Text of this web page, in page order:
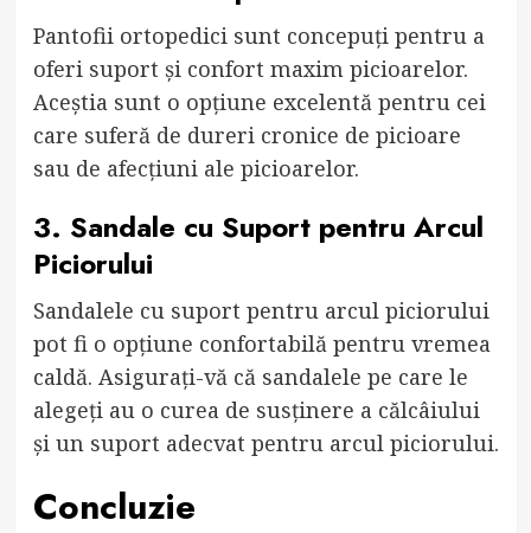
Pantofii ortopedici sunt concepuți pentru a
oferi suport și confort maxim picioarelor.
Aceștia sunt o opțiune excelentă pentru cei
care suferă de dureri cronice de picioare
sau de afecțiuni ale picioarelor.
3. Sandale cu Suport pentru Arcul
Piciorului
Sandalele cu suport pentru arcul piciorului
pot fi o opțiune confortabilă pentru vremea
caldă. Asigurați-vă că sandalele pe care le
alegeți au o curea de susținere a călcâiului
și un suport adecvat pentru arcul piciorului.
Concluzie